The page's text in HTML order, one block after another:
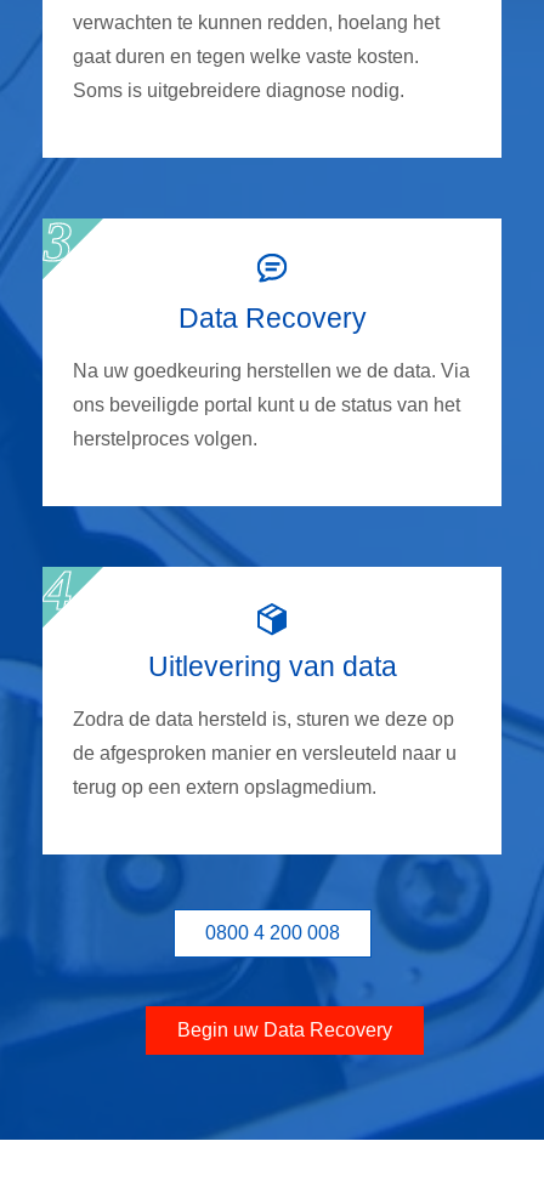
verwachten te kunnen redden, hoelang het
gaat duren en tegen welke vaste kosten.
Soms is uitgebreidere diagnose nodig.
Data Recovery
Na uw goedkeuring herstellen we de data. Via
ons beveiligde portal kunt u de status van het
herstelproces volgen.
Uitlevering van data
Zodra de data hersteld is, sturen we deze op
de afgesproken manier en versleuteld naar u
terug op een extern opslagmedium.
0800 4 200 008
Begin uw Data Recovery